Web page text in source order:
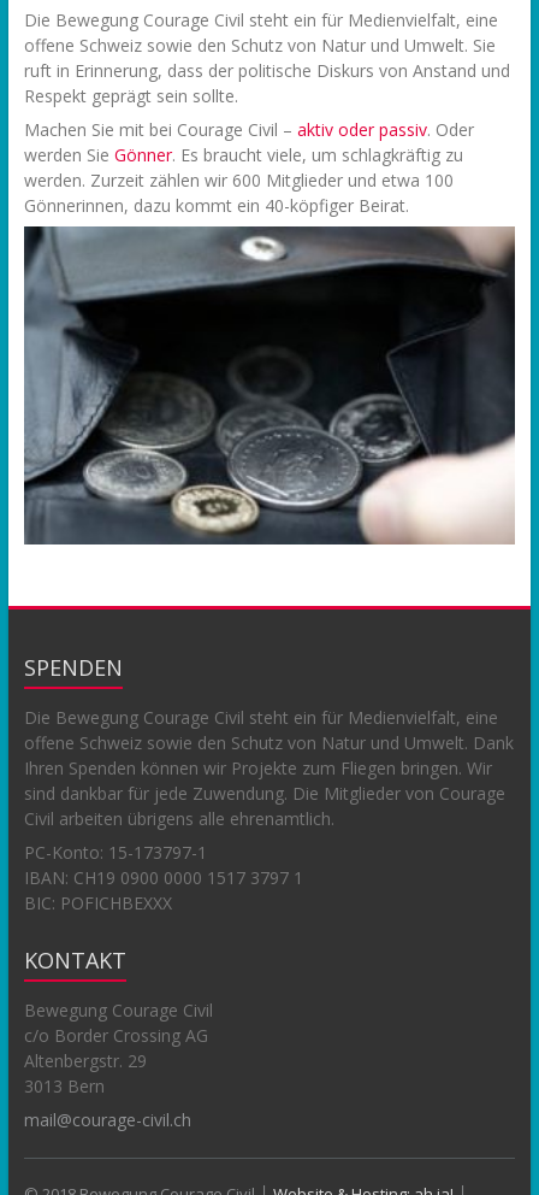
Die Bewegung Courage Civil steht ein für Medienvielfalt, eine
offene Schweiz sowie den Schutz von Natur und Umwelt. Sie
ruft in Erinnerung, dass der politische Diskurs von Anstand und
Respekt geprägt sein sollte.
Machen Sie mit bei Courage Civil – aktiv oder passiv. Oder
werden Sie Gönner. Es braucht viele, um schlagkräftig zu
werden. Zurzeit zählen wir 600 Mitglieder und etwa 100
Gönnerinnen, dazu kommt ein 40-köpfiger Beirat.
SPENDEN
Die Bewegung Courage Civil steht ein für Medienvielfalt, eine
offene Schweiz sowie den Schutz von Natur und Umwelt. Dank
Ihren Spenden können wir Projekte zum Fliegen bringen. Wir
sind dankbar für jede Zuwendung. Die Mitglieder von Courage
Civil arbeiten übrigens alle ehrenamtlich.
PC-Konto: 15-173797-1
IBAN: CH19 0900 0000 1517 3797 1
BIC: POFICHBEXXX
KONTAKT
Bewegung Courage Civil
c/o Border Crossing AG
Altenbergstr. 29
3013 Bern
mail@courage-civil.ch